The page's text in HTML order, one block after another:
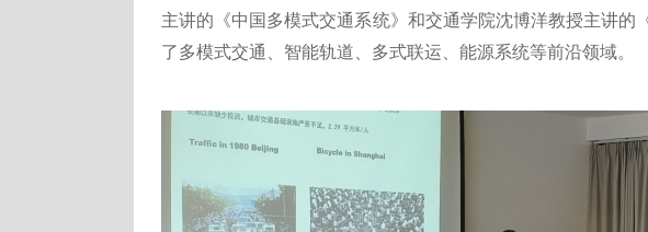
主讲的《中国多模式交通系统》和交通学院沈博洋教授主讲的
了多模式交通、智能轨道、多式联运、能源系统等前沿领域。